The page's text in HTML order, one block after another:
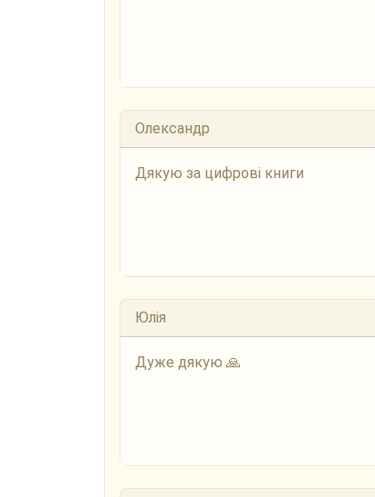
Олександр
Дякую за цифрові книги
Юлія
Дуже дякую 🙏